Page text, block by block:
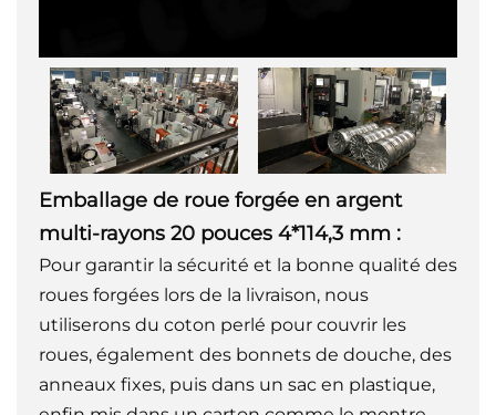
Emballage de roue forgée en argent
multi-rayons 20 pouces 4*114,3 mm :
Pour garantir la sécurité et la bonne qualité des
roues forgées lors de la livraison, nous
utiliserons du coton perlé pour couvrir les
roues, également des bonnets de douche, des
anneaux fixes, puis dans un sac en plastique,